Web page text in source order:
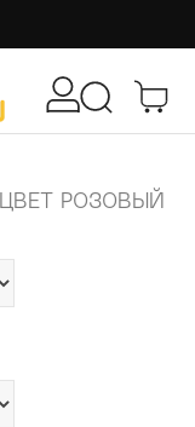
РОЗОВЫЙ